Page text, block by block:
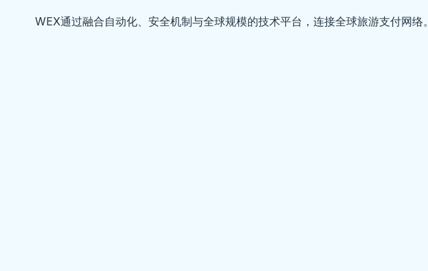
WEX通过融合自动化、安全机制与全球规模的技术平台，连接全球旅游支付网络。